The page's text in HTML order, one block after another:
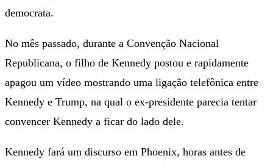
democrata.
No mês passado, durante a Convenção Nacional
Republicana, o filho de Kennedy postou e rapidamente
apagou um vídeo mostrando uma ligação telefônica entre
Kennedy e Trump, na qual o ex-presidente parecia tentar
convencer Kennedy a ficar do lado dele.
Kennedy fará um discurso em Phoenix, horas antes de